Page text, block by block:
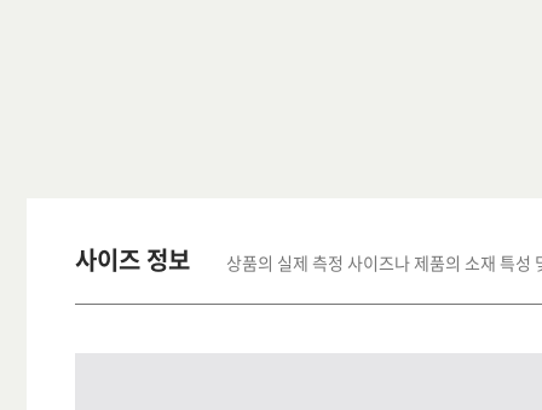
사이즈 정보 상품의 실제 측정 사이즈나 제품의 소재 특